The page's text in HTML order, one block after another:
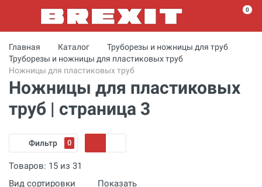
0
Главная Каталог
Труборезы и ножницы для труб
Труборезы и ножницы для пластиковых труб
Ножницы для пластиковых труб
Ножницы для пластиковых
труб | страница 3
Фильтр 0
Товаров: 15 из 31
Вид сортировки
Показать